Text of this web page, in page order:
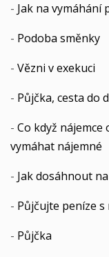
- Jak na vymáhání
- Podoba směnky
- Vězni v exekuci
- Půjčka, cesta do
- Co když nájemce
vymáhat nájemné
- Jak dosáhnout
- Půjčujte peníze s
- Půjčka